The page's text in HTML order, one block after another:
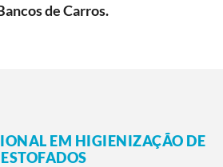
de Carros.
EM HIGIENIZAÇÃO DE
ESTOFADOS